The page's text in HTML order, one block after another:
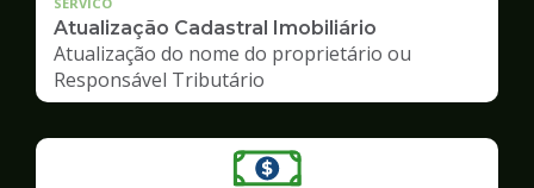
Atualização Cadastral Imobiliário
Atualização do nome do proprietário ou
Responsável Tributário